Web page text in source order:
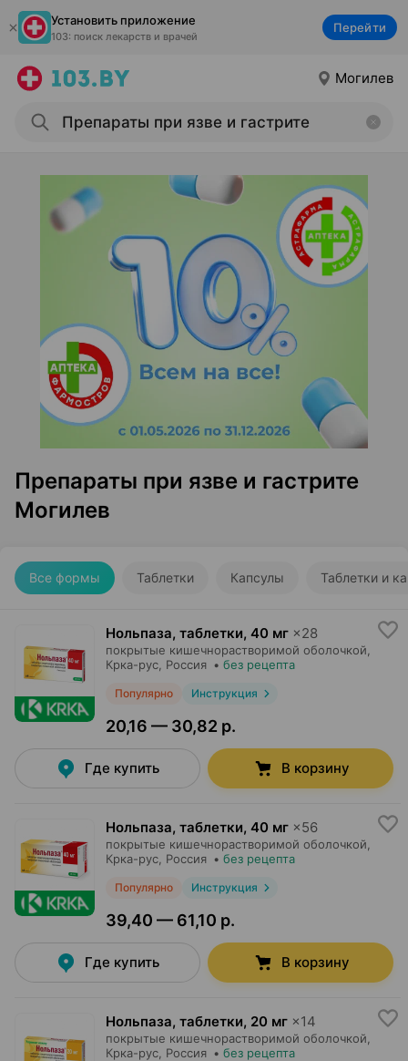
Установить приложение
103: поиск лекарств и врачей
Перейти
Могилев
Препараты при язве и гастрите
Могилев
Все формы Таблетки Капсулы Таблетки и
Нольпаза, таблетки, 40 мг ×28
покрытые кишечнорастворимой оболочкой,
Крка-рус , Россия • без рецепта
Популярно Инструкция
20,16 — 30,82 р.
Где купить В корзину
Нольпаза, таблетки, 40 мг ×56
покрытые кишечнорастворимой оболочкой,
Крка-рус , Россия • без рецепта
Популярно Инструкция
39,40 — 61,10 р.
Где купить В корзину
Нольпаза, таблетки, 20 мг ×14
покрытые кишечнорастворимой оболочкой,
Крка-рус , Россия • без рецепта